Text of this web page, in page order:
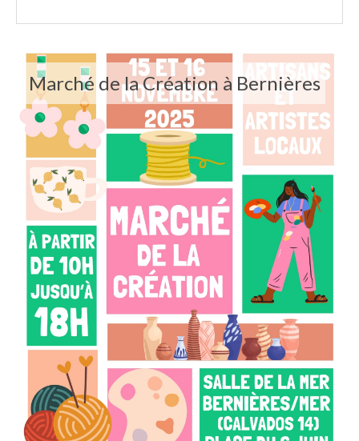
Marché de la Création à Bernières